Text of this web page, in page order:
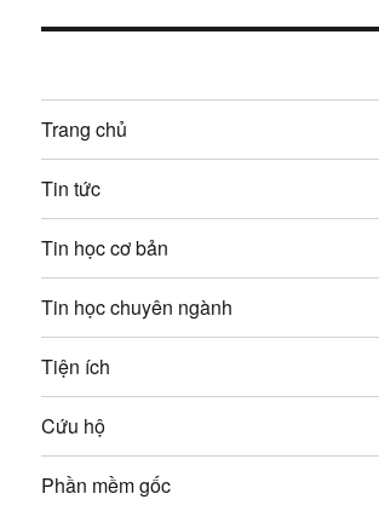
b
à
i
v
i
ế
t
i
p
:Trang chủ
Tin tức
Tin học cơ bản
Tin học chuyên ngành
Tiện ích
Cứu hộ
Phần mềm gốc